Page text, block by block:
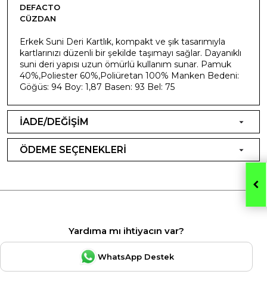
DEFACTO
CÜZDAN
Erkek Suni Deri Kartlık, kompakt ve şık tasarımıyla
kartlarınızı düzenli bir şekilde taşımayı sağlar. Dayanıklı
suni deri yapısı uzun ömürlü kullanım sunar. Pamuk
40%,Poliester 60%,Poliüretan 100% Manken Bedeni:
Göğüs: 94 Boy: 1,87 Basen: 93 Bel: 75
İADE/DEĞİŞİM
ÖDEME SEÇENEKLERİ
Yardıma mı ihtiyacın var?
WhatsApp Destek